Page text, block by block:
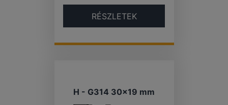
RÉSZLETEK
H - G314 30×19 mm